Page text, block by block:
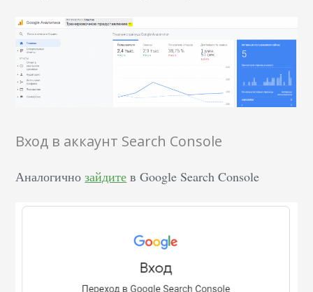
Вход в аккаунт Search Console
Аналогично зайдите в Google Search Console